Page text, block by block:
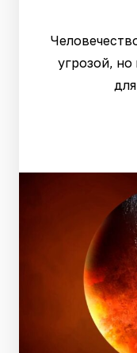
угрозой,